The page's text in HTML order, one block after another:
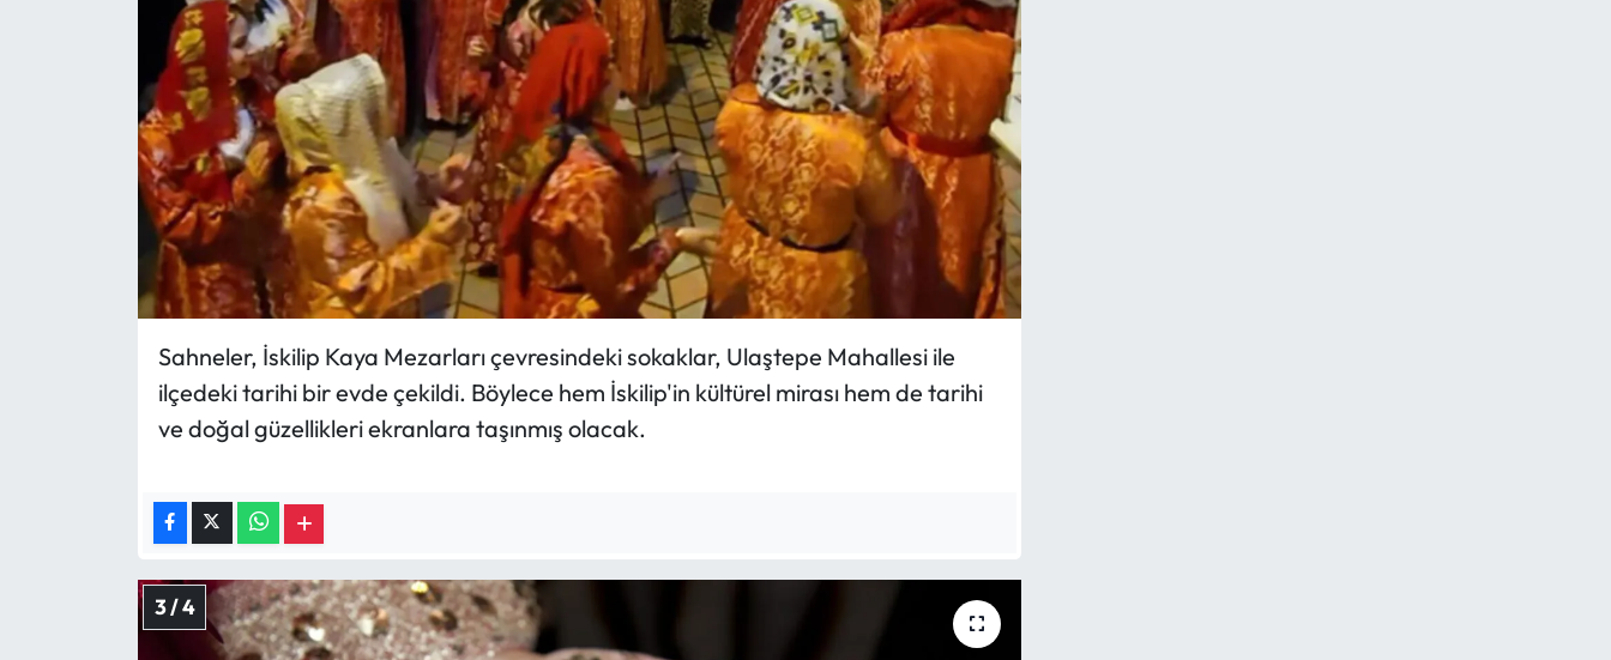
Sahneler, İskilip Kaya Mezarları çevresindeki sokaklar, Ulaştepe Mahallesi ile
ilçedeki tarihi bir evde çekildi. Böylece hem İskilip'in kültürel mirası hem de tarihi
ve doğal güzellikleri ekranlara taşınmış olacak.
3 / 4